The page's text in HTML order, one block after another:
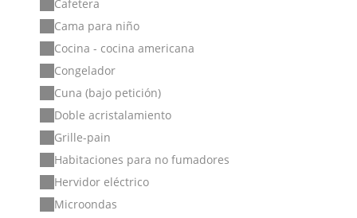
Cafetera
Cama para niño
Cocina - cocina americana
Congelador
Cuna (bajo petición)
Doble acristalamiento
Grille-pain
Habitaciones para no fumadores
Hervidor eléctrico
Microondas